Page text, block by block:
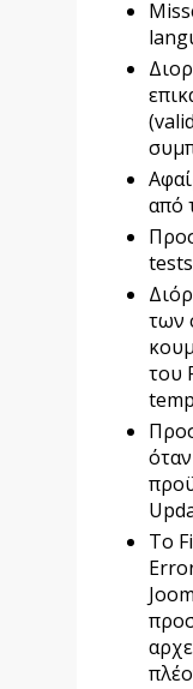
από
tests
των
του
Tο